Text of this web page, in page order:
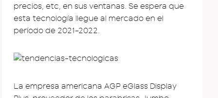
precios, etc, en sus ventanas. Se espera que
esta tecnología llegue al mercado en el
período de 2021-2022.
La empresa americana AGP eGlass Display